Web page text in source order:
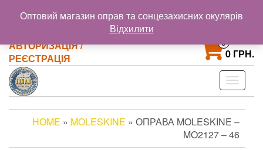
@gmail.com
+38 093 121 72 02
+38 063 853 58 33
АВТОРИЗАЦІЯ /
РЕЄСТРАЦІЯ
0
0 ГРН.
Toggle
HOME » MOLESKINE » ОПРАВА MOLESKINE –
MO2127 – 46
Оптовий магазин оправ та сонцезахисних окулярів
Відхилити